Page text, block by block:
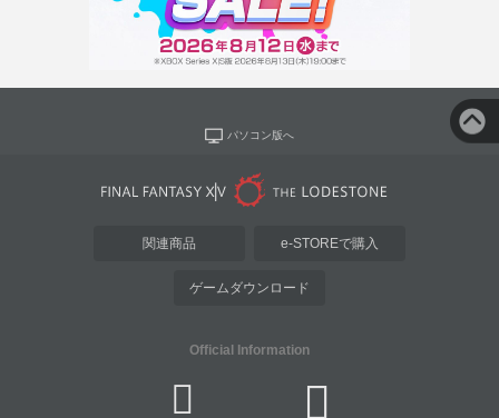
パソコン版へ
関連商品 e-STOREで購入
ゲームダウンロード
Official Information